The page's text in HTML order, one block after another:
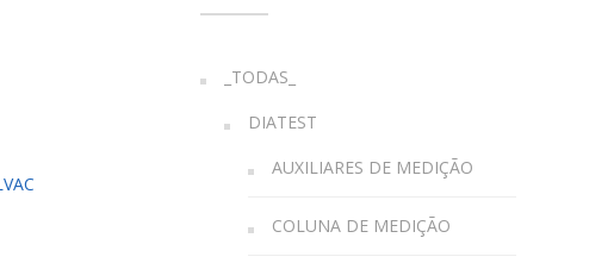
_TODAS_
DIATEST
AUXILIARES DE MEDIÇÃO
COLUNA DE MEDIÇÃO